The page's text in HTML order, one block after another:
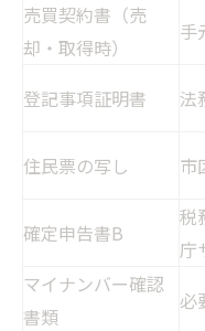
売買契約書（売
却・取得時）
手
登記事項証明書
法
住民票の写し
市
確定申告書B
税
庁
マイナンバー確認
書類
必